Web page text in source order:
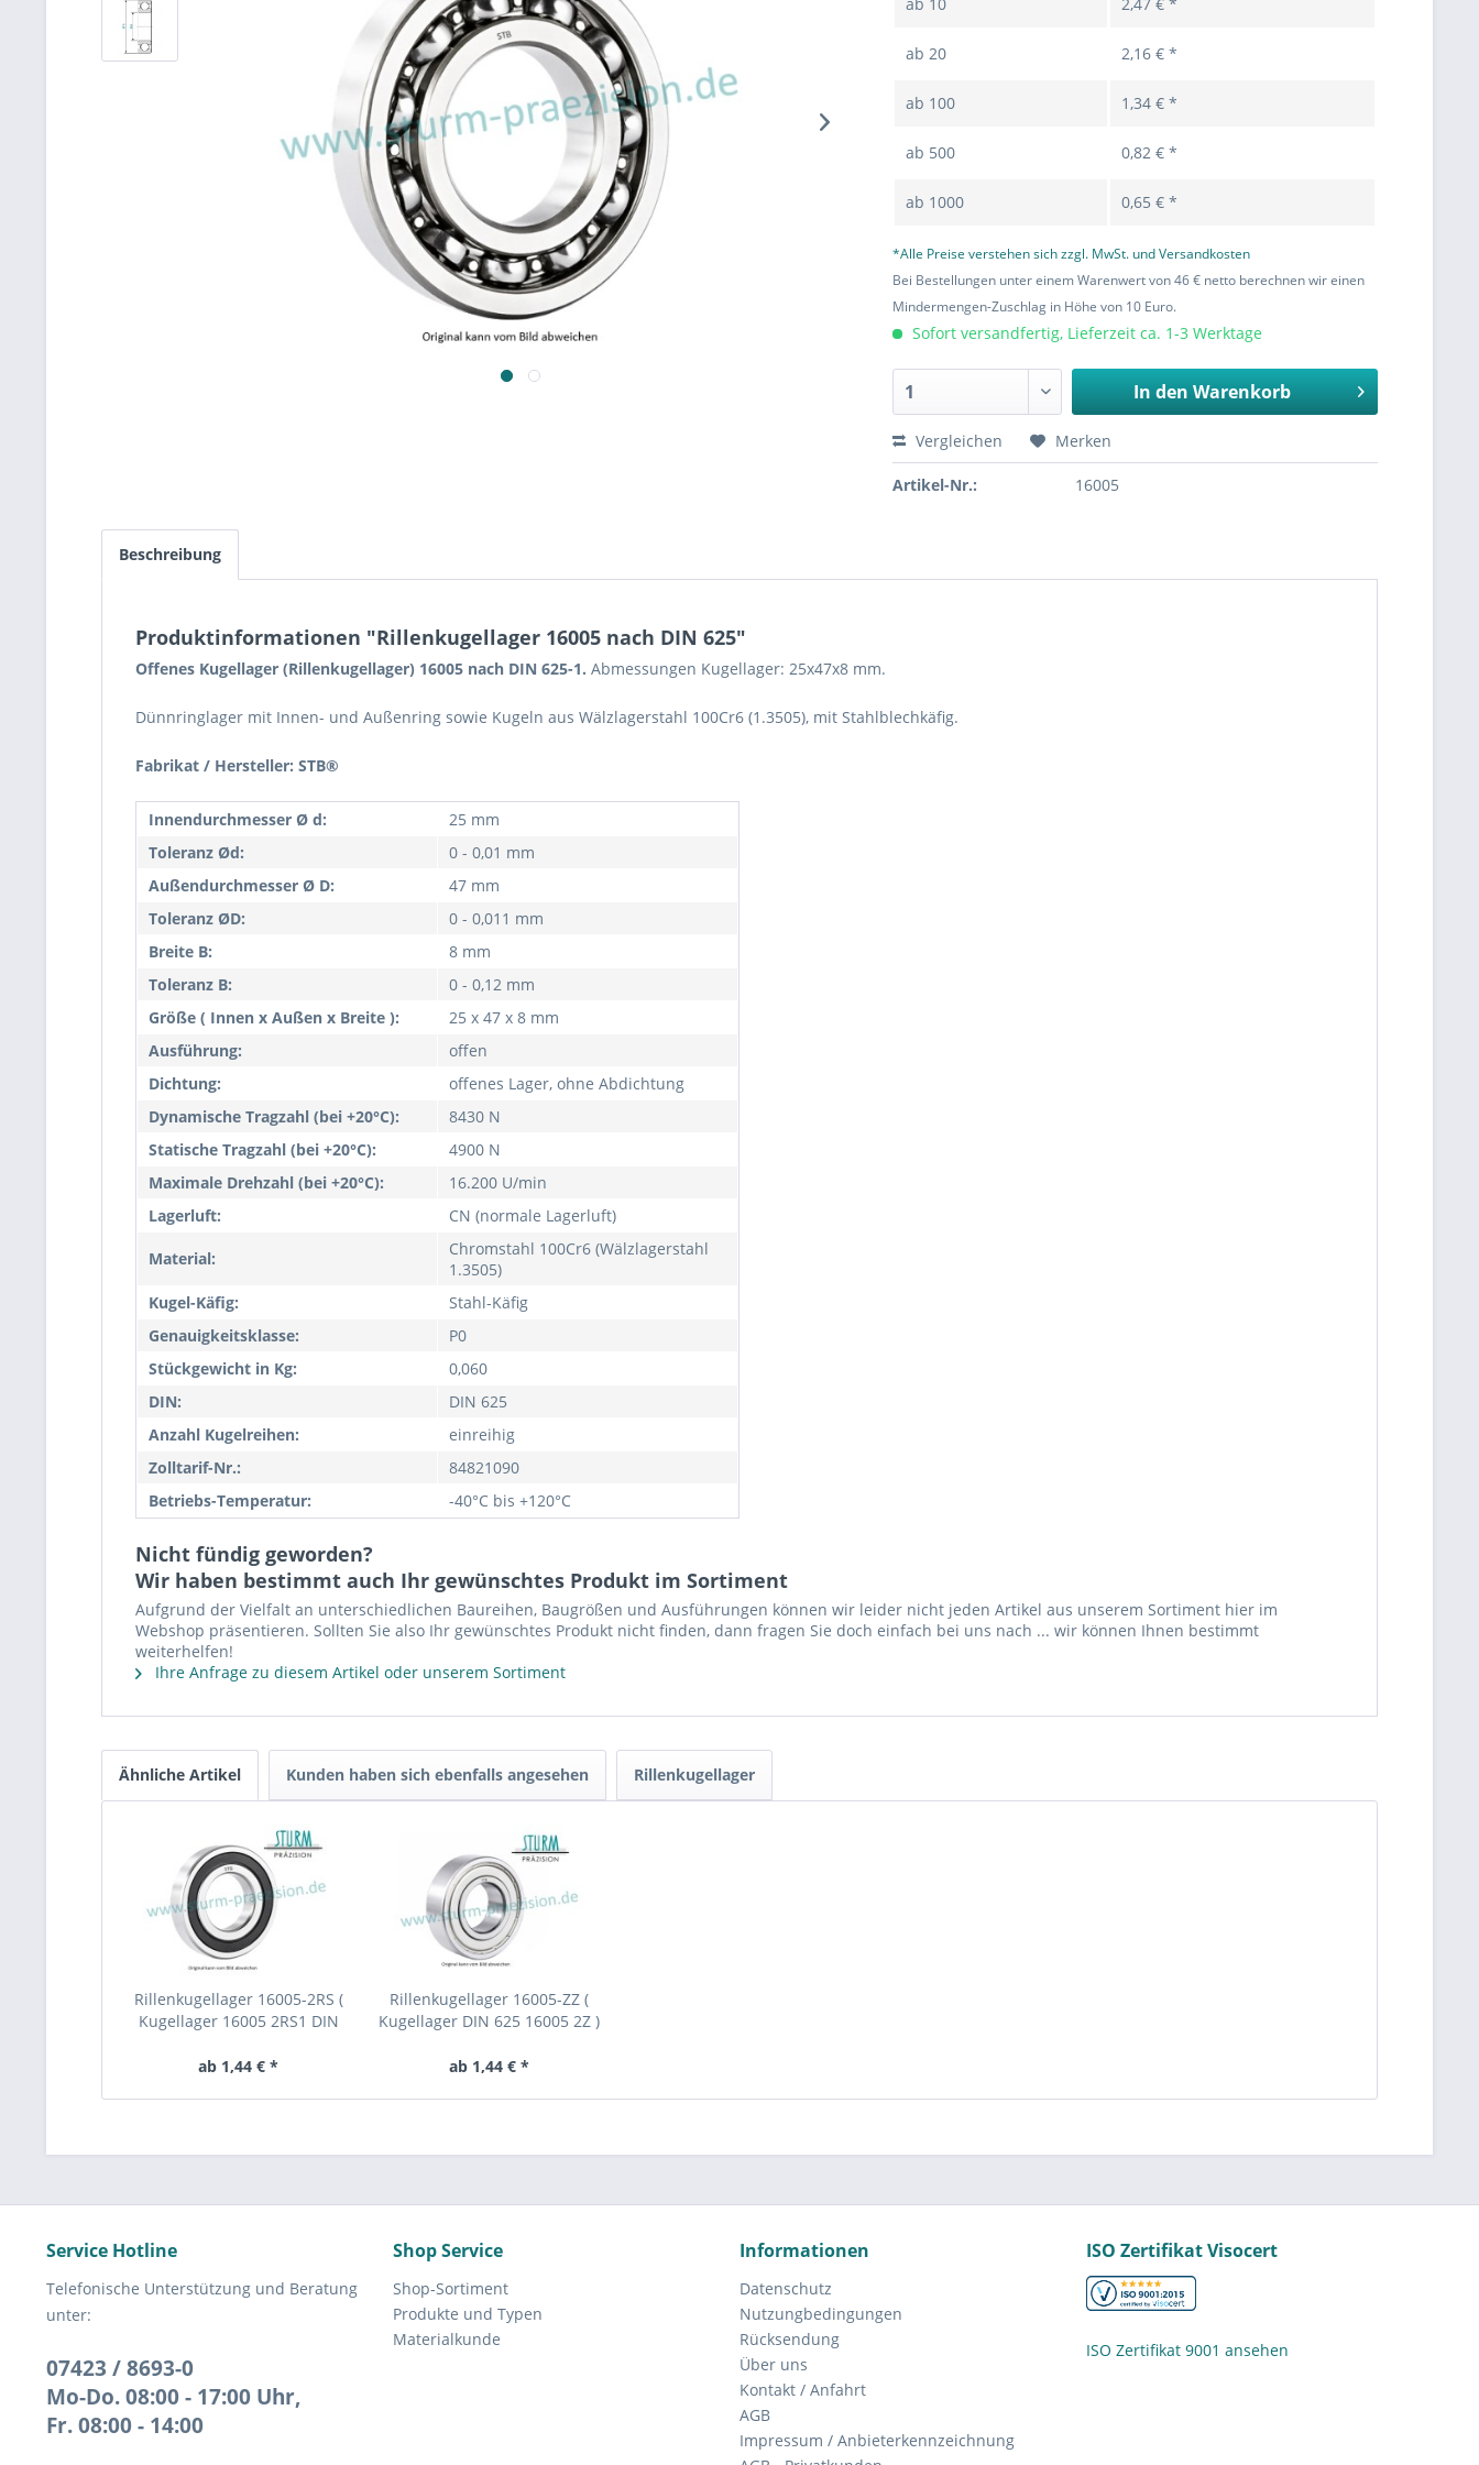
ab20 2,16 € *
ab 100 1,34 € *
ab 500 0,82 € *
ab 1000 0,65 € *
*Alle Preise verstehen sich zzgl. MwSt. und Versandkosten
Bei Bestellungen unter einem Warenwert von 46 € netto berechnen wir einen
Mindermengen-Zuschlag in Höhe von 10 Euro.
Sofort versandfertig, Lieferzeit ca. 1-3 Werktage
In den Warenkorb
Vergleichen Merken
Artikel-Nr.: 16005
Beschreibung
Produktinformationen "Rillenkugellager 16005 nach DIN 625"
Offenes Kugellager (Rillenkugellager) 16005 nach DIN 625-1. Abmessungen Kugellager: 25x47x8 mm.
Dünnringlager mit Innen- und Außenring sowie Kugeln aus Wälzlagerstahl 100Cr6 (1.3505), mit Stahlblechkäfig.
Fabrikat / Hersteller: STB®
Innendurchmesser Ø d:
25 mm
Toleranz Ød:
0 - 0,01 mm
Außendurchmesser Ø D:
47 mm
Toleranz ØD:
0 - 0,011 mm
Breite B:
8 mm
Toleranz B:
0 - 0,12 mm
Größe ( Innen x Außen x Breite ):
25 x 47 x 8 mm
Ausführung:
offen
Dichtung:
offenes Lager, ohne Abdichtung
Dynamische Tragzahl (bei +20°C):
8430 N
Statische Tragzahl (bei +20°C):
4900 N
Maximale Drehzahl (bei +20°C):
16.200 U/min
Lagerluft:
CN (normale Lagerluft)
Material:
Chromstahl 100Cr6 (Wälzlagerstahl
1.3505)
Kugel-Käfig:
Stahl-Käfig
Genauigkeitsklasse:
P0
Stückgewicht in Kg:
0,060
DIN:
DIN 625
Anzahl Kugelreihen:
einreihig
Zolltarif-Nr.:
84821090
Betriebs-Temperatur:
-40°C bis +120°C
Nicht fündig geworden?
Wir haben bestimmt auch Ihr gewünschtes Produkt im Sortiment
Aufgrund der Vielfalt an unterschiedlichen Baureihen, Baugrößen und Ausführungen können wir leider nicht jeden Artikel aus unserem Sortiment hier im
Webshop präsentieren. Sollten Sie also Ihr gewünschtes Produkt nicht finden, dann fragen Sie doch einfach bei uns nach ... wir können Ihnen bestimmt
weiterhelfen!
Ihre Anfrage zu diesem Artikel oder unserem Sortiment
Ähnliche Artikel Kunden haben sich ebenfalls angesehen Rillenkugellager
Rillenkugellager 16005-2RS (
Kugellager 16005 2RS1 DIN
ab 1,44 € *
Rillenkugellager 16005-ZZ (
Kugellager DIN 625 16005 2Z )
ab 1,44 € *
Service Hotline
Telefonische Unterstützung und Beratung
unter:
07423 / 8693-0
Mo-Do. 08:00 - 17:00 Uhr,
Fr. 08:00 - 14:00
Shop Service
Shop-Sortiment
Produkte und Typen
Materialkunde
Informationen
Datenschutz
Nutzungbedingungen
Rücksendung
Über uns
Kontakt / Anfahrt
AGB
Impressum / Anbieterkennzeichnung
ISO Zertifikat Visocert
ISO Zertifikat 9001 ansehen